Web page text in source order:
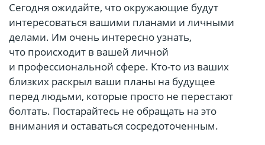
Сегодня ожидайте, что окружающие будут
интересоваться вашими планами и личными
делами. Им очень интересно узнать,
что происходит в вашей личной
и профессиональной сфере. Кто-то из ваших
близких раскрыл ваши планы на будущее
перед людьми, которые просто не перестают
болтать. Постарайтесь не обращать на это
внимания и оставаться сосредоточенным.